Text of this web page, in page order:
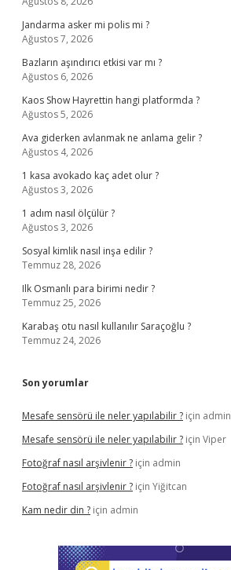
Jandarma asker mi polis mi ?
Ağustos 7, 2026
Bazların aşındırıcı etkisi var mı ?
Ağustos 6, 2026
Kaos Show Hayrettin hangi platformda ?
Ağustos 5, 2026
Ava giderken avlanmak ne anlama gelir ?
Ağustos 4, 2026
1 kasa avokado kaç adet olur ?
Ağustos 3, 2026
1 adım nasıl ölçülür ?
Ağustos 3, 2026
Sosyal kimlik nasıl inşa edilir ?
Temmuz 28, 2026
Ilk Osmanlı para birimi nedir ?
Temmuz 25, 2026
Karabaş otu nasıl kullanılır Saraçoğlu ?
Temmuz 24, 2026
Son yorumlar
Mesafe sensörü ile neler yapılabilir ? için admin
Mesafe sensörü ile neler yapılabilir ? için Viper
Fotoğraf nasıl arşivlenir ? için admin
Fotoğraf nasıl arşivlenir ? için Yiğitcan
Kam nedir din ? için admin